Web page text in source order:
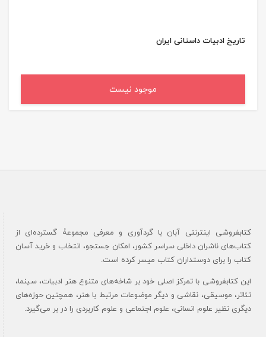
تاریخ ادبیات داستانی ایران
موجود نیست
کتابفروشی اینترنتی آبان با گردآوری و معرفی مجموعۀ گسترده‌ای از
کتاب‌های ناشران داخلی سراسر کشور، امکان جستجو، انتخاب و خرید آسان
کتاب را برای دوستداران کتاب میسر کرده است.
این کتابفروشی با تمرکز اصلی خود بر شاخه‌های متنوع هنر ادبیات، سینما،
تئاتر، موسیقی، نقاشی و دیگر موضوعات مرتبط با هنر، همچنین حوزه‌های
دیگری نظیر علوم انسانی، علوم اجتماعی و علوم کاربردی را در بر می‌گیرد.